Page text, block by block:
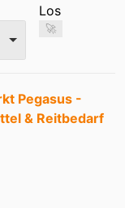
Los
🚀
Pegasus -
& Reitbedarf